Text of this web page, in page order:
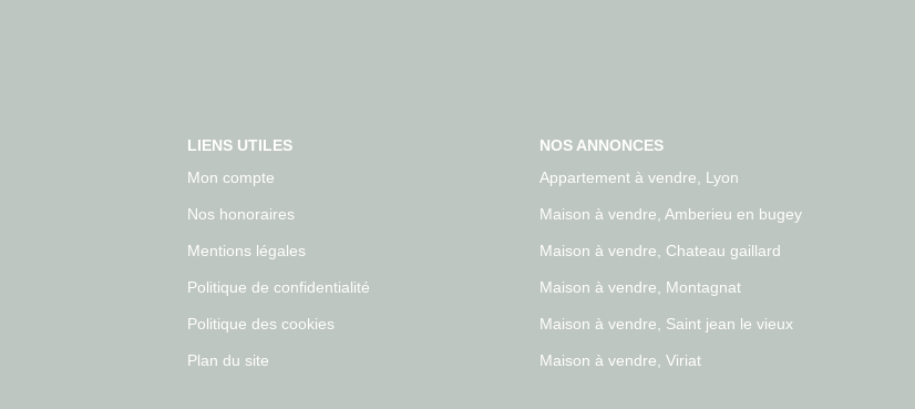
LIENS UTILES
Mon compte
Nos honoraires
Mentions légales
Politique de confidentialité
Politique des cookies
Plan du site
NOS ANNONCES
Appartement à vendre, Lyon
Maison à vendre, Amberieu en bugey
Maison à vendre, Chateau gaillard
Maison à vendre, Montagnat
Maison à vendre, Saint jean le vieux
Maison à vendre, Viriat